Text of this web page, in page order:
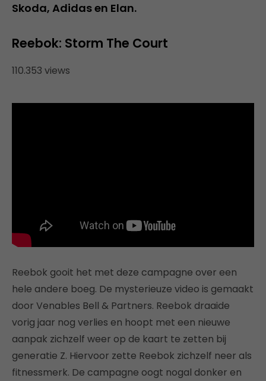
Skoda, Adidas en Elan.
Reebok: Storm The Court
110.353 views
Reebok gooit het met deze campagne over een
hele andere boeg. De mysterieuze video is gemaakt
door Venables Bell & Partners. Reebok draaide
vorig jaar nog verlies en hoopt met een nieuwe
aanpak zichzelf weer op de kaart te zetten bij
generatie Z. Hiervoor zette Reebok zichzelf neer als
fitnessmerk. De campagne oogt nogal donker en